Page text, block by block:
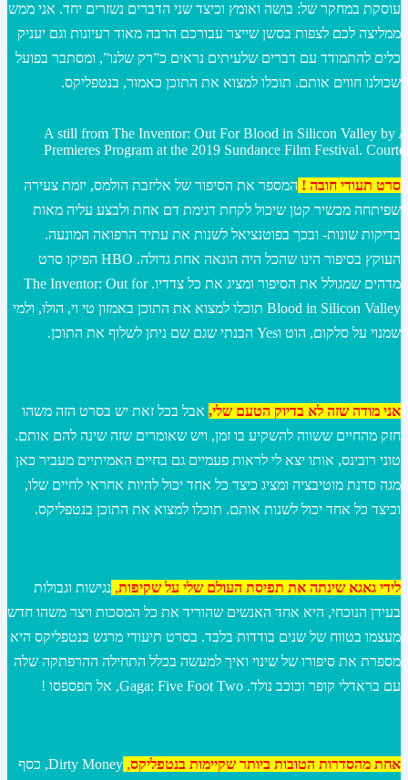
עוסקת במחקר של: בושה ואומץ וכיצד שני הדברים נשזרים יחד. אני ממש
ממליצה לכם לצפות בסשן שייצר עבורכם הרבה מאוד רעיונות וגם יעניק
כלים להתמודד עם דברים שלעיתים נראים כ”רק שלנו”, ומסתבר בפועל
שכולנו חווים אותם. תוכלו למצוא את התוכן כאמור, בנטפליקס.
A still from The Inventor: Out For Blood in Silicon Valley by
Premieres Program at the 2019 Sundance Film Festival.
סרט תעודי חובה ! המספר את הסיפור של אליזבת הולמס, יזמת צעירה
שפיתחה מכשיר קטן שיכול לקחת דגימת דם אחת ולבצע עליה מאות
בדיקות שונות- ובכך בפוטנציאל לשנות את עתיד הרפואה המונעה.
העוקץ בסיפור הינו שהכל היה הונאה אחת גדולה. HBO הפיקו סרט
מדהים שמגולל את הסיפור ומציג את כל צדדיו. The Inventor: Out for
Blood in Silicon Valley תוכלו למצוא את התוכן באמזון טי וי, הולו, ולמי
שמנוי על סלקום, הוט וYes הבנתי שגם שם ניתן לשלוף את התוכן.
אני מודה שזה לא בדיוק הטעם שלי, אבל בכל זאת יש בסרט הזה משהו
חזק מהחיים ששווה להשקיע בו זמן, ויש שאומרים שזה שינה להם אותם.
טוני רובינס, אותו יצא לי לראות פעמיים גם בחיים האמיתיים מעביר כאן
מגה סדנת מוטיבציה ומציג כיצד כל אחד יכול להיות אחראי לחיים שלו,
וכיצד כל אחד יכול לשנות אותם. תוכלו למצוא את התוכן בנטפליקס.
לידי גאגא שינתה את תפיסת העולם שלי על שקיפות, נגישות וגבולות
בעידן הנוכחי, היא אחד האנשים שהוריד את כל המסכות ויצר משהו חדש
מעצמו בטווח של שנים בודדות בלבד. בסרט תיעודי מרגש בנטפליקס היא
מספרת את סיפורו של שינוי ואיך למעשה בכלל התחילה ההרפתקה שלה
עם בראדלי קופר וכוכב נולד. Gaga: Five Foot Two, אל תפספסו !
אחת מהסדרות הטובות ביותר שקיימות בנטפליקס,
Dirty Money, כסף